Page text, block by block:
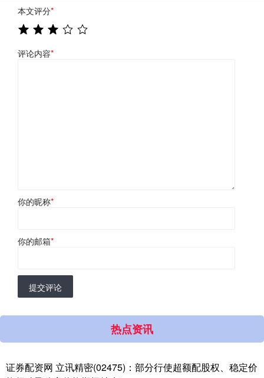
本文评分*
评论内容*
你的昵称*
你的邮箱*
提交评论
热点资讯
证券配资网 立讯精密(02475)：部分行使超额配股权、稳定价